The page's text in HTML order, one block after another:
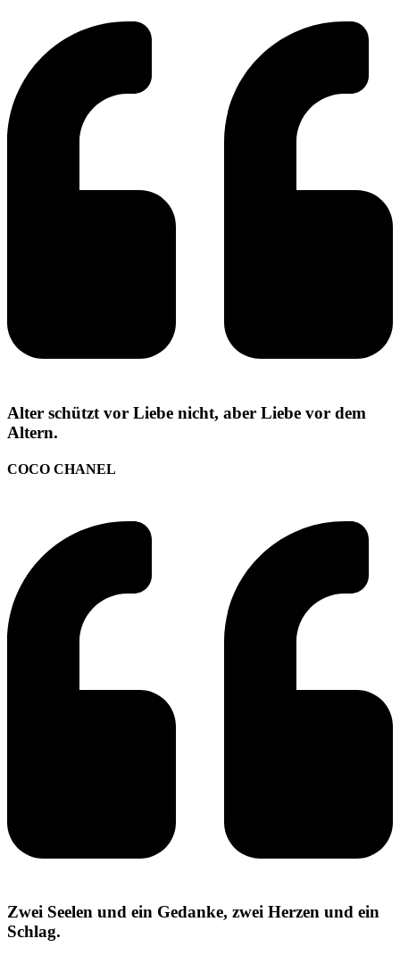
Alter schützt vor Liebe nicht, aber Liebe vor dem
Altern.
COCO CHANEL
Zwei Seelen und ein Gedanke, zwei Herzen und ein
Schlag.